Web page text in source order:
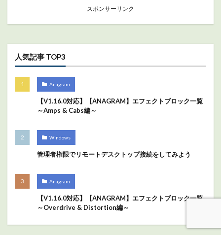
スポンサーリンク
人気記事 TOP3
Anagram
【V1.16.0対応】【ANAGRAM】エフェクトブロック一覧
～Amps & Cabs編～
Windows
管理者権限でリモートデスクトップ接続をしてみよう
Anagram
【V1.16.0対応】【ANAGRAM】エフェクトブロック一覧
～Overdrive & Distortion編～